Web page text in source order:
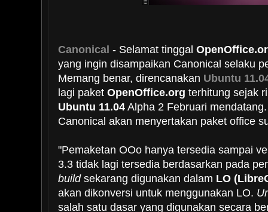
Canonical - Selamat tinggal
yang ingin disampaikan Canonical selaku
Memang benar, direncanakan Ubuntu
lagi paket OpenOffice.org terhitung sejak
Ubuntu 11.04 Alpha 2 Februari
Canonical akan menyertakan paket office
"Pemaketan OOo hanya tersedia sampai
3.3 tidak lagi tersedia berdasarkan pada
buildsekarang digunakan dalam LO
akan dikonversi untuk menggunakan LO.
salah satu dasar yang digunakan secara